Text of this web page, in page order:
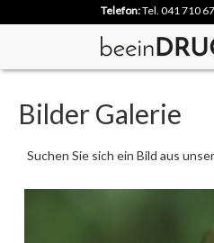
Telefon:Tel. 041 710
Bilder Galerie
Suchen Sie sich ein Bild aus